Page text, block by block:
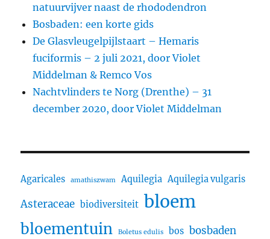
natuurvijver naast de rhododendron
Bosbaden: een korte gids
De Glasvleugelpijlstaart – Hemaris
fuciformis – 2 juli 2021, door Violet
Middelman & Remco Vos
Nachtvlinders te Norg (Drenthe) – 31
december 2020, door Violet Middelman
Agaricales amathiszwam Aquilegia Aquilegia vulgaris
Asteraceae biodiversiteit bloem
bloementuin Boletus edulis bos bosbaden